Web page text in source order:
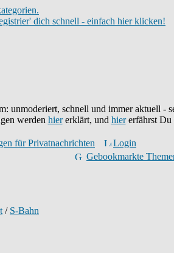
dich schnell - einfach hier klicken!
unmoderiert, schnell und immer aktuell -
werden hiererklärt, und hiererfährst Du
für Privatnachrichten
Login
Gebookmarkte
/ S-Bahn